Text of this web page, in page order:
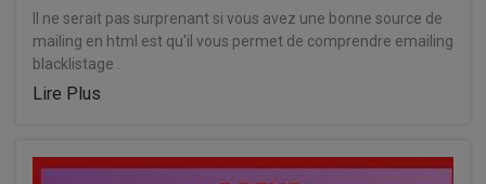
Il ne serait pas surprenant si vous avez une bonne source de
mailing en html est qu'il vous permet de comprendre emailing
blacklistage .
Lire Plus